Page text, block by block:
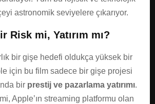
astronomik seviyelere çıkarıyor.
Risk mi, Yatırım mı?
bir gişe hedefi oldukça yüksek bir
için bu film sadece bir gişe projesi
bir prestij ve pazarlama yatırımı.
Apple’ın streaming platformu olan